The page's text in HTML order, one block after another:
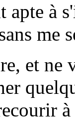
apte à
me
et
à